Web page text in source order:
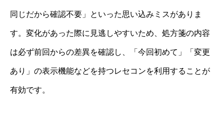
同じだから確認不要」といった思い込みミスがありま
す。変化があった際に見逃しやすいため、処方箋の内容
は必ず前回からの差異を確認し、「今回初めて」「変更
あり」の表示機能などを持つレセコンを利用することが
有効です。